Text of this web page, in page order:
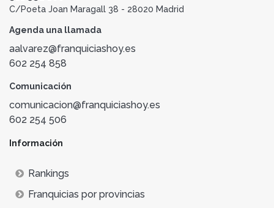
C/Poeta Joan Maragall 38 - 28020 Madrid
Agenda una llamada
aalvarez@franquiciashoy.es
602 254 858
Comunicación
comunicacion@franquiciashoy.es
602 254 506
Información
Rankings
Franquicias por provincias